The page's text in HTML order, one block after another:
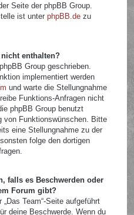
Seite der phpBB Group.
ist unterphpBB.de zu
enthalten?
Group geschrieben.
implementiert werden
und warte die Stellungnahme
Funktions-Anfragen nicht
phpBB Group benutzt
von Funktionswünschen. Bitte
eine Stellungnahme zu der
folge den dortigen
falls es Beschwerden oder
Forum gibt?
Team“-Seite aufgeführt
deine Beschwerde. Wenn du